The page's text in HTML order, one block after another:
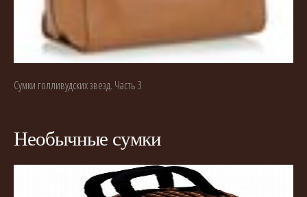
Сумки голливудских звезд. Часть 3
Необычные сумки